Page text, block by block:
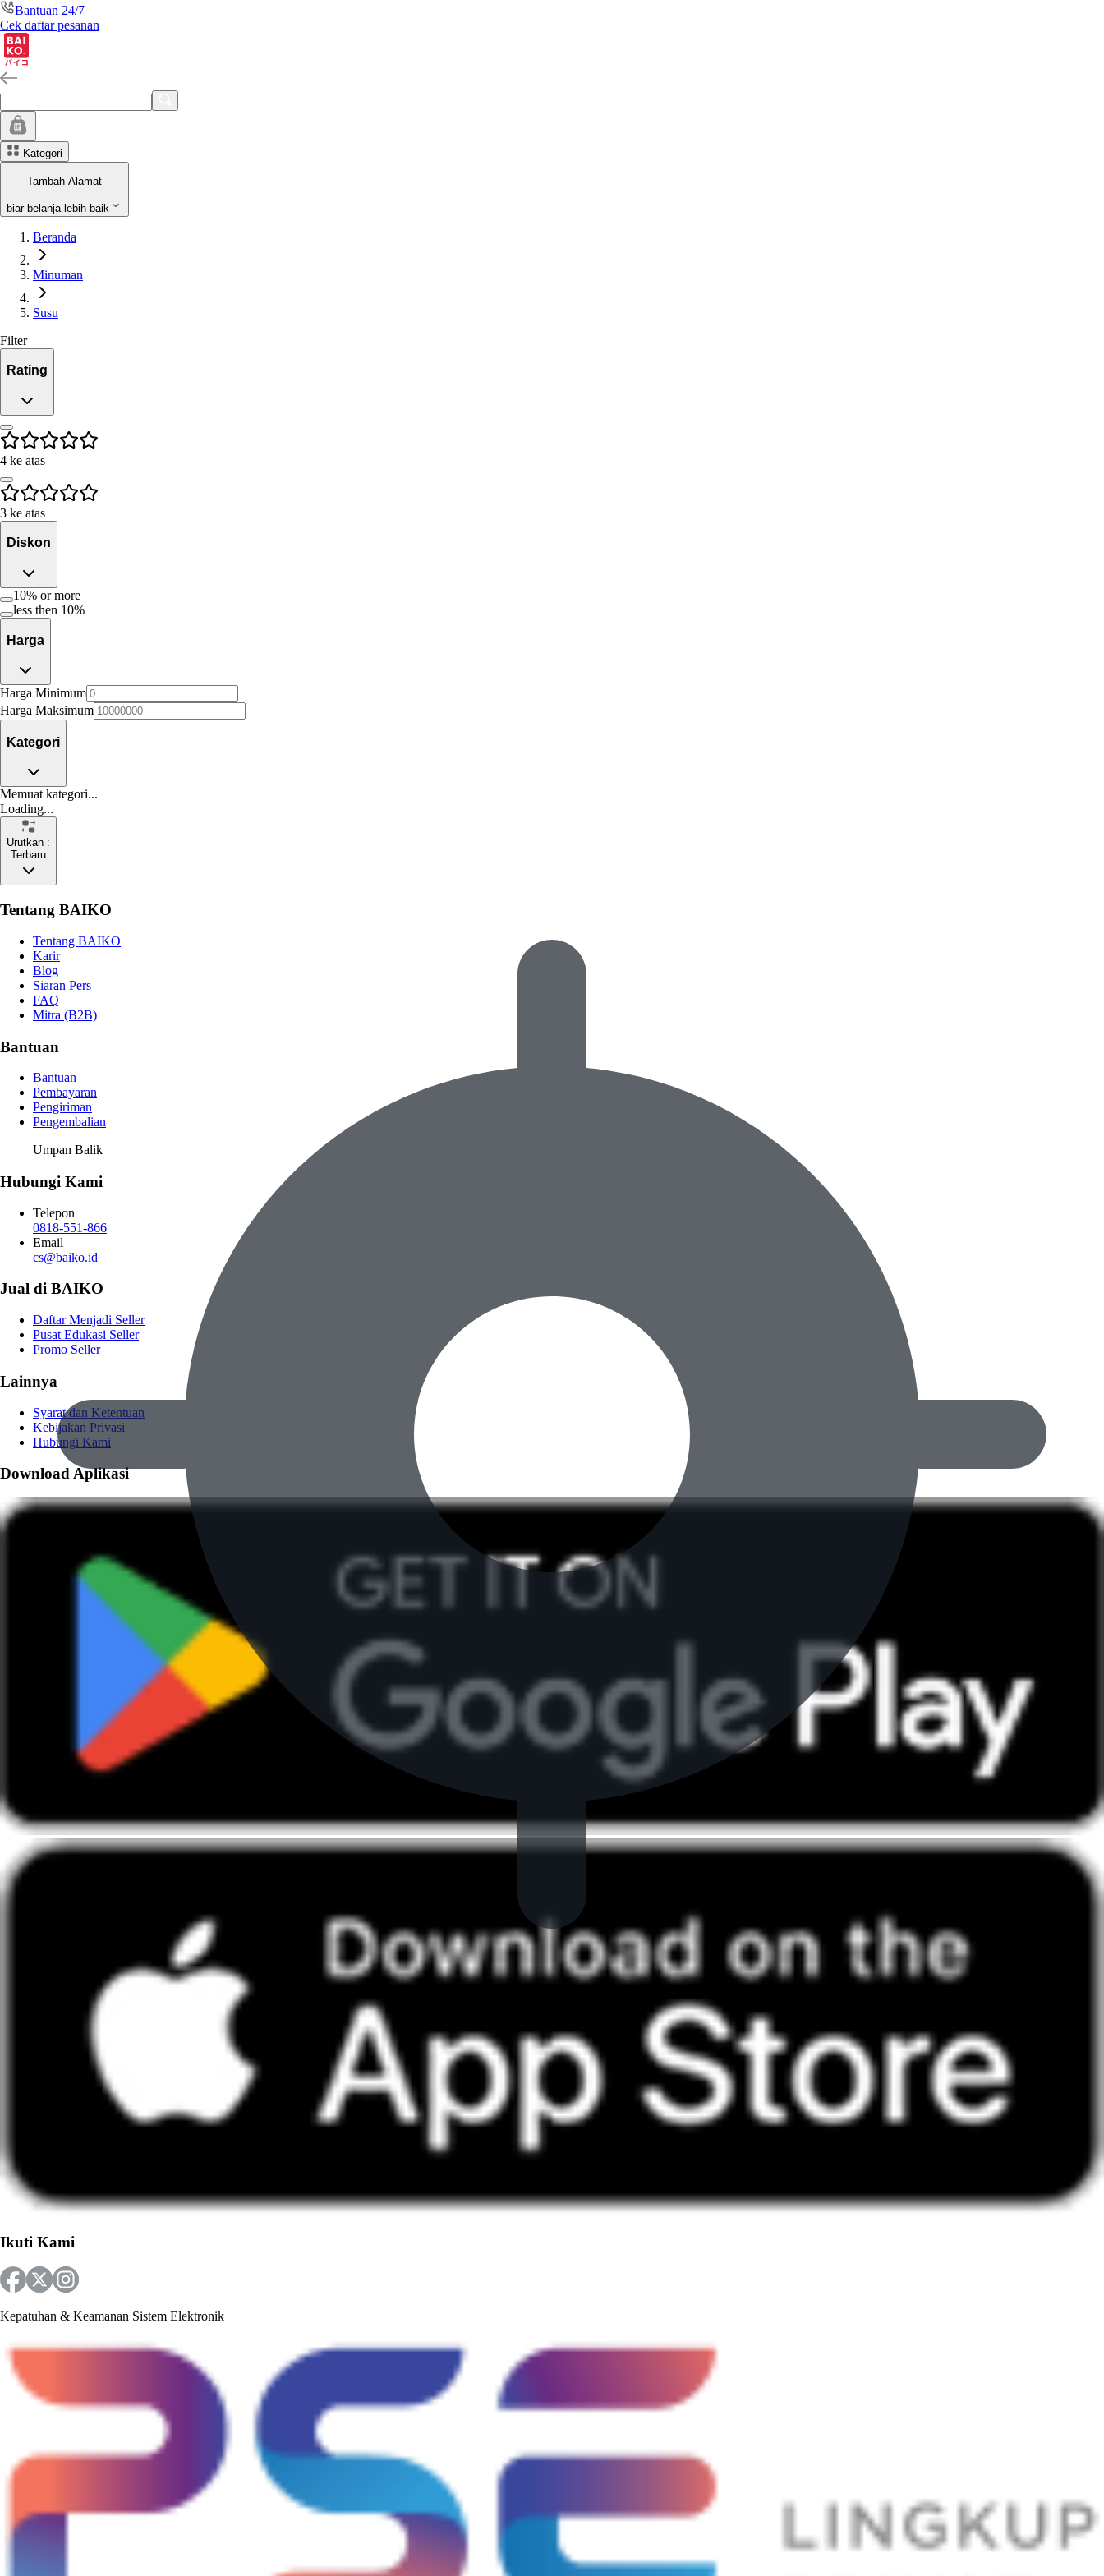
Bantuan 24/7
Cek daftar pesanan
Kategori
Tambah Alamat
biar belanja lebih baik
Beranda
Minuman
Susu
Filter
Rating
4 ke atas
3 ke atas
Diskon
10% or more
less then 10%
Harga
Harga Minimum
Harga Maksimum
Kategori
Memuat kategori...
Loading...
Urutkan :
Terbaru
Tentang BAIKO
Tentang BAIKO
Karir
Blog
Siaran Pers
FAQ
Mitra (B2B)
Bantuan
Bantuan
Pembayaran
Pengiriman
Pengembalian
Umpan Balik
Hubungi Kami
Telepon
0818-551-866
Email
cs@baiko.id
Jual di BAIKO
Daftar Menjadi Seller
Pusat Edukasi Seller
Promo Seller
Lainnya
Syarat dan Ketentuan
Kebijakan Privasi
Hubungi Kami
Download Aplikasi
Ikuti Kami
Kepatuhan & Keamanan Sistem Elektronik